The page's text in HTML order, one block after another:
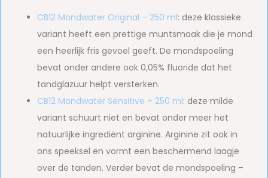
CB12 Mondwater Original – 250 ml: deze klassieke
variant heeft een prettige muntsmaak die je mond
een heerlijk fris gevoel geeft. De mondspoeling
bevat onder andere ook 0,05% fluoride dat het
tandglazuur helpt versterken.
CB12 Mondwater Sensitive – 250 ml: deze milde
variant schuurt niet en bevat onder meer het
natuurlijke ingrediënt arginine. Arginine zit ook in
ons speeksel en vormt een beschermend laagje
over de tanden. Verder bevat de mondspoeling –